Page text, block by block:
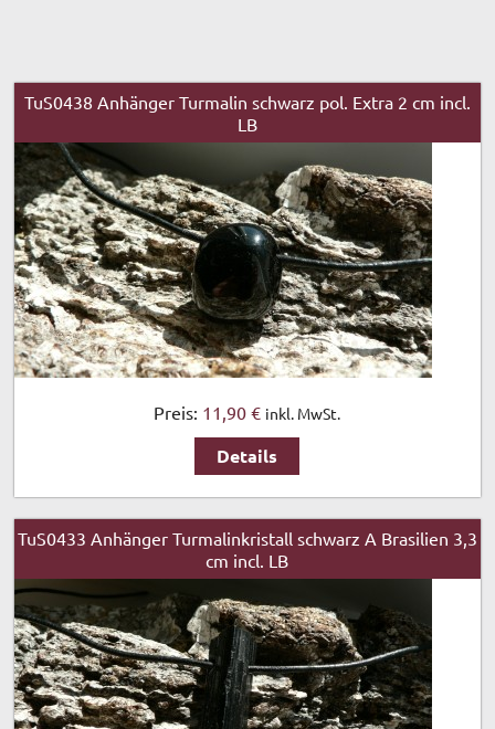
TuS0438 Anhänger Turmalin schwarz pol. Extra 2 cm incl.
LB
Preis: 11,90 € inkl. MwSt.
Details
TuS0433 Anhänger Turmalinkristall schwarz A Brasilien 3,3
cm incl. LB